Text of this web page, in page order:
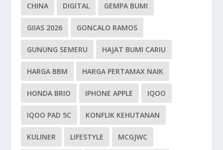
CHINA DIGITAL GEMPA BUMI
GIIAS 2026 GONCALO RAMOS
GUNUNG SEMERU HAJAT BUMI CARIU
HARGA BBM HARGA PERTAMAX NAIK
HONDA BRIO IPHONE APPLE IQOO
IQOO PAD 5C KONFLIK KEHUTANAN
KULINER LIFESTYLE MCGJWC